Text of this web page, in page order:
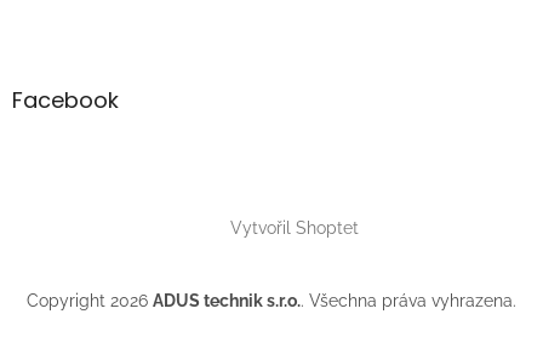
Facebook
Vytvořil Shoptet
Copyright 2026 ADUS technik s.r.o.. Všechna práva vyhrazena.